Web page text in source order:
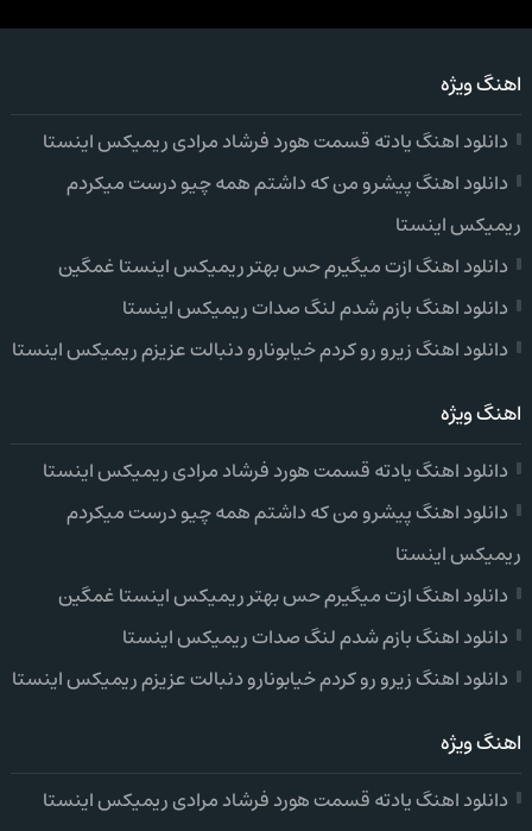
اهنگ ویژه
دانلود اهنگ یادته قسمت هورد فرشاد مرادی ریمیکس اینستا
دانلود اهنگ پیشرو من که داشتم همه چیو درست میکردم
ریمیکس اینستا
دانلود اهنگ ازت میگیرم حس بهتر ریمیکس اینستا غمگین
دانلود اهنگ بازم شدم لنگ صدات ریمیکس اینستا
دانلود اهنگ زیرو رو کردم خیابونارو دنبالت عزیزم ریمیکس اینستا
اهنگ ویژه
دانلود اهنگ یادته قسمت هورد فرشاد مرادی ریمیکس اینستا
دانلود اهنگ پیشرو من که داشتم همه چیو درست میکردم
ریمیکس اینستا
دانلود اهنگ ازت میگیرم حس بهتر ریمیکس اینستا غمگین
دانلود اهنگ بازم شدم لنگ صدات ریمیکس اینستا
دانلود اهنگ زیرو رو کردم خیابونارو دنبالت عزیزم ریمیکس اینستا
اهنگ ویژه
دانلود اهنگ یادته قسمت هورد فرشاد مرادی ریمیکس اینستا